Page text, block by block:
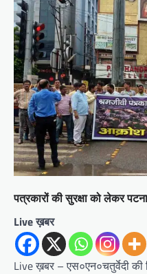
पत्रकारों की सुरक्षा को लेकर
Live ख़बर
Live ख़बर – एस०एन०चतुर्वेदी की